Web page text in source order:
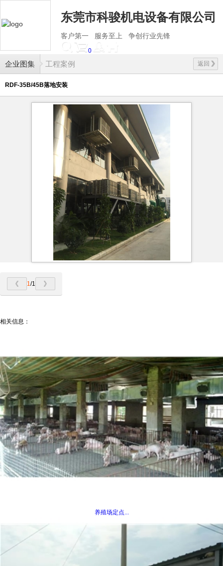
东莞市科骏机电设备有限公司
客户第一 服务至上 争创行业先锋
0
企业图集 返回
工程案例
RDF-35B/45B落地安装
1/1
相关信息：
养殖场定点...